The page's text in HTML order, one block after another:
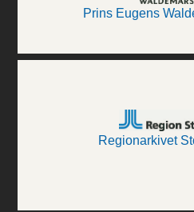
Prins Eugens
Regionarkivet